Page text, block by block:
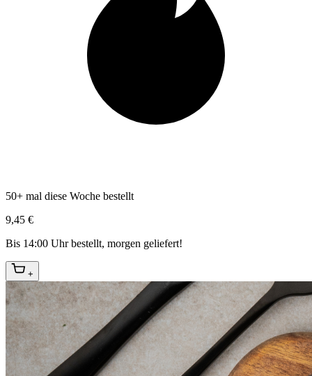
50+ mal diese Woche bestellt
9,45 €
Bis 14:00 Uhr bestellt, morgen geliefert!
+